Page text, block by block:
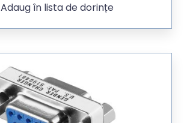
Adaug în lista de dorințe